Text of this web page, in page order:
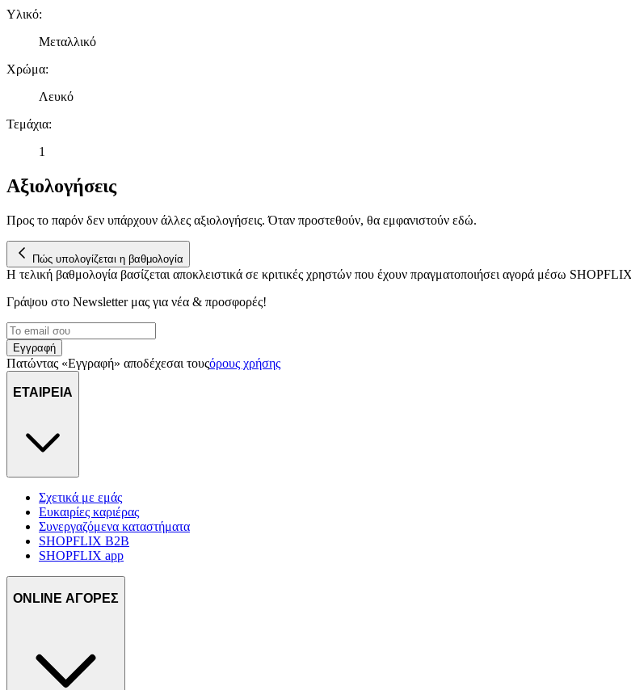
Υλικό:
Μεταλλικό
Χρώμα:
Λευκό
Τεμάχια:
1
Αξιολογήσεις
Προς το παρόν δεν υπάρχουν άλλες αξιολογήσεις. Όταν προστεθούν, θα εμφανιστούν εδώ.
Πώς υπολογίζεται η βαθμολογία
Η τελική βαθμολογία βασίζεται αποκλειστικά σε κριτικές χρηστών που έχουν πραγματοποιήσει αγορά μέσω
Γράψου στο Νewsletter μας για νέα & προσφορές!
Εγγραφή
Πατώντας «Εγγραφή» αποδέχεσαι τουςόρους χρήσης
ΕΤΑΙΡΕΙΑ
Σχετικά με εμάς
Ευκαιρίες καριέρας
Συνεργαζόμενα καταστήματα
SHOPFLIX B2B
SHOPFLIX app
ONLINE ΑΓΟΡΕΣ